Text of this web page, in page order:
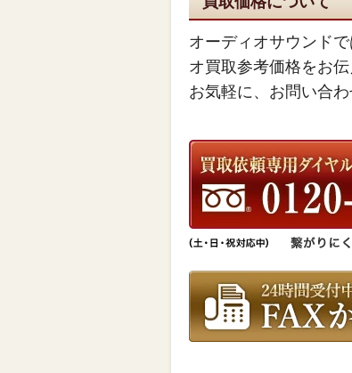
オーディオサウンド
オ買取参考価格をお伝
お気軽に、お問い合わ